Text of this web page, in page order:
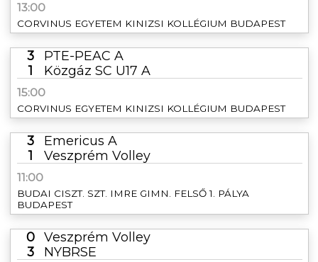
13:00
CORVINUS EGYETEM KINIZSI KOLLÉGIUM BUDAPEST
3
PTE-PEAC A
1
Közgáz SC U17 A
15:00
CORVINUS EGYETEM KINIZSI KOLLÉGIUM BUDAPEST
3
Emericus A
1
Veszprém Volley
11:00
BUDAI CISZT. SZT. IMRE GIMN. FELSŐ 1. PÁLYA
BUDAPEST
0
Veszprém Volley
3
NYBRSE